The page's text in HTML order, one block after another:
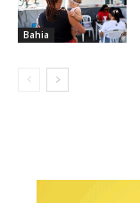
Bahia